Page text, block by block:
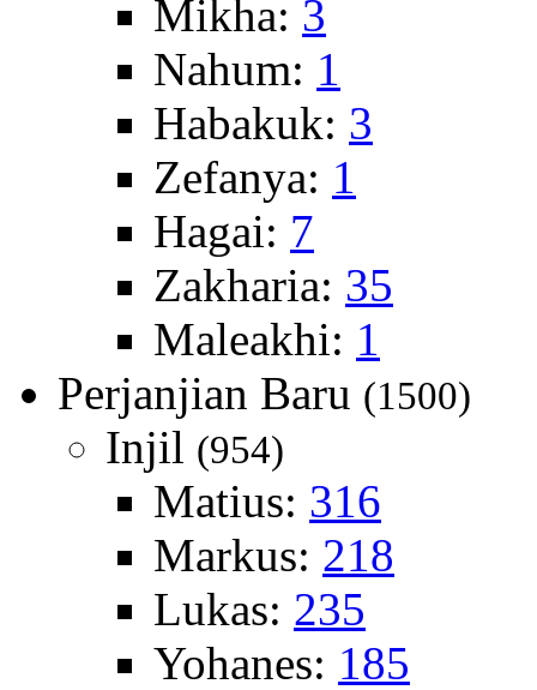
Mikha: 3
Nahum: 1
Habakuk: 3
Zefanya: 1
Hagai: 7
Zakharia: 35
Maleakhi: 1
Perjanjian Baru (1500)
Injil (954)
Matius: 316
Markus: 218
Lukas: 235
Yohanes: 185